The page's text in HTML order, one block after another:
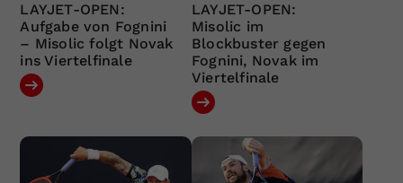
LAYJET-OPEN:
Aufgabe von Fognini
– Misolic folgt Novak
ins Viertelfinale
LAYJET-OPEN:
Misolic im
Blockbuster gegen
Fognini, Novak im
Viertelfinale